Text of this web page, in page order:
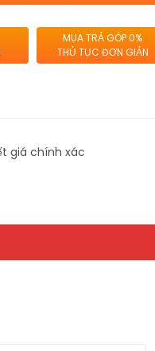
MUA TRẢ GÓP 0%
THỦ TỤC ĐƠN GIẢN
giá chính xác